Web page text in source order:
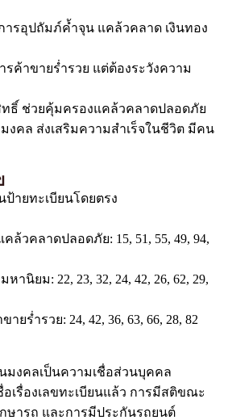
การอุปถัมภ์ค้ำจุน แคล้วคลาด เงินทอง
รค้าขายร่ำรวย แต่ต้องระวังความ
ทธิ์ ช่วยคุ้มครองแคล้วคลาดปลอดภัย
มงคล ส่งเสริมความสำเร็จในชีวิต มีคน
ป้ายทะเบียนโดยตรง
ล้วคลาดปลอดภัย: 15, 51, 55, 49, 94,
านิยม: 22, 23, 32, 24, 42, 26, 62, 29,
ยร่ำรวย: 24, 42, 36, 63, 66, 28, 82
มงคลเป็นความเชื่อส่วนบุคคล
เรื่องเลขทะเบียนแล้ว การมีสติขณะ
ษารถ และการมีประกันรถยนต์